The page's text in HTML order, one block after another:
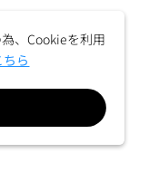
、Cookieを利用
ちら